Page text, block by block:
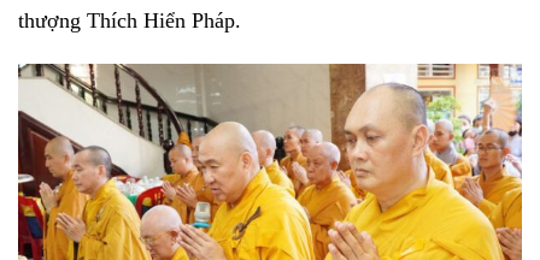
thượng Thích Hiển Pháp.